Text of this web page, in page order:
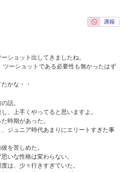
ショット出してきましたね。
ツーショットである必要性も無かったはず
かな・・
話。
、上手くやってると思いますよ。
時期があった。
ジュニア時代あまりにエリートすぎた事
を苦しめた。
いな性格は変わらない。
は、少々行きすぎていた。